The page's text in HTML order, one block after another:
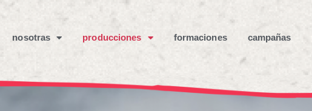
nosotras producciones formaciones campañas